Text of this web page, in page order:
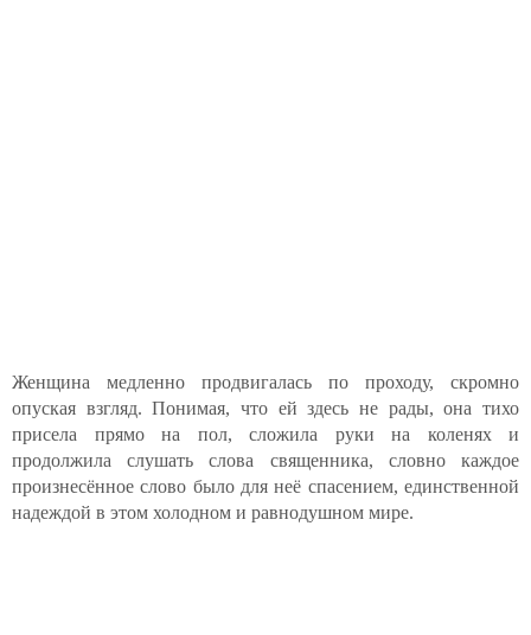
Женщина медленно продвигалась по проходу, скромно
опуская взгляд. Понимая, что ей здесь не рады, она тихо
присела прямо на пол, сложила руки на коленях и
продолжила слушать слова священника, словно каждое
произнесённое слово было для неё спасением, единственной
надеждой в этом холодном и равнодушном мире.